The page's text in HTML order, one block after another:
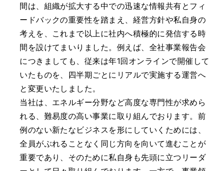
間は、組織が拡大する中での迅速な情報共有とフィ
ードバックの重要性を踏まえ、経営方針や私自身の
考えを、これまで以上に社内へ積極的に発信する時
間を設けてまいりました。例えば、全社事業報告会
につきましても、従来は年1回オンラインで開催して
いたものを、四半期ごとにリアルで実施する運営へ
と変更いたしました。
当社は、エネルギー分野など高度な専門性が求めら
れる、難易度の高い事業に取り組んでおります。前
例のない新たなビジネスを形にしていくためには、
全員がぶれることなく同じ方向を向いて進むことが
重要であり、そのために私自身も先頭に立つリーダ